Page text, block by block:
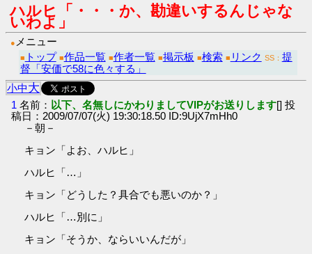
ハルヒ「・・・か、勘違いするんじゃな
いわよ」
● メニュー
■ トップ ■作品一覧 ■作者一覧 ■掲示板 ■検索 ■ リンク SS： 提
督「安価で58に色々する」
小中大
1 名前： 以下、名無しにかわりましてVIPがお送りします[] 投
稿日：2009/07/07(火) 19:30:18.50 ID:9UjX7mHh0
－朝－
キョン「よお、ハルヒ」
ハルヒ「…」
キョン「どうした？具合でも悪いのか？」
ハルヒ「…別に」
キョン「そうか、ならいいんだが」